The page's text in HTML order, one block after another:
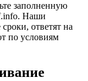
заполненную
Наши
ответят на
по условиям